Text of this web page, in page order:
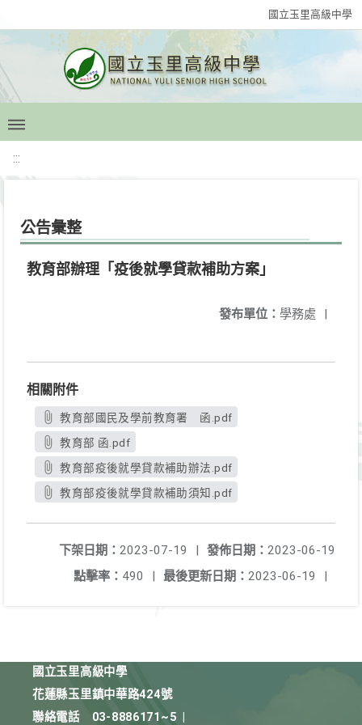
國立玉里高級中學
:::
公告彙整
教育部辦理「疫後就學貸款補助方案」
發布單位： 學務處 |
相關附件
教育部國民及學前教育署 函.pdf
教育部 函.pdf
教育部疫後就學貸款補助辦法.pdf
教育部疫後就學貸款補助須知.pdf
發佈日期： 2023-06-19
下架日期： 2023-07-19
|
最後更新日期： 2023-06-19 |
點擊率： 490 |
國立玉里高級中學
花蓮縣玉里鎮中華路424號
聯絡電話
03-8886171~5